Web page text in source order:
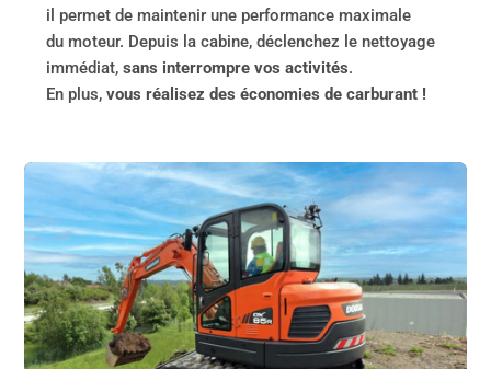
il permet de maintenir une performance maximale
du moteur. Depuis la cabine, déclenchez le nettoyage
immédiat,sans interrompre vos activités.
En plus, vous réalisez des économies de carburant !